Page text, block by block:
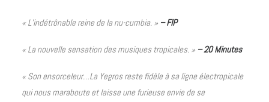
« L’indétrônable reine de la nu-cumbia. » – FIP
« La nouvelle sensation des musiques tropicales. » – 20 Minutes
« Son ensorceleur…La Yegros reste fidèle à sa ligne électropicale
qui nous maraboute et laisse une furieuse envie de se